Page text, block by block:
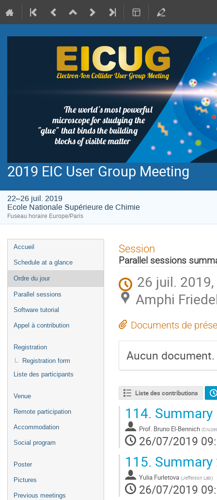
2019 EIC User Group Meeting
22–26 juil. 2019
Ecole Nationale Supérieure de Chimie
Fuseau horaire Europe/Paris
Menu
de
l'événement
Accueil
Schedule at a glance
Ordre du jour
Parallel sessions
Software tutorial
Appel à contribution
Registration
Registration form
Liste des participants
Venue
Remote participation
Accommodation
Social program
Poster
Pictures
Previous meetings
Session
Parallel sessions
26 juil.
Amphi
Documents de
Aucun document.
Liste des contributions
114.
Prof. Bruno El-Bennich (
26/07/2019
115.
Yulia Furletova (Jefferson Lab)
26/07/2019